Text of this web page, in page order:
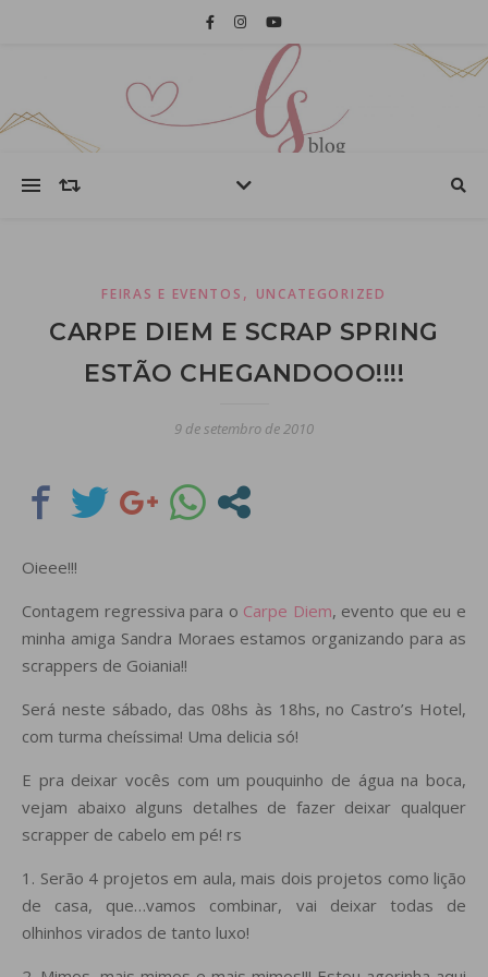
FEIRAS E EVENTOS , UNCATEGORIZED
CARPE DIEM E SCRAP SPRING
ESTÃO CHEGANDOOO!!!!
9 de setembro de 2010
Oieee!!!
Contagem regressiva para o Carpe Diem, evento que eu e
minha amiga Sandra Moraes estamos organizando para as
scrappers de Goiania!!
Será neste sábado, das 08hs às 18hs, no Castro’s Hotel,
com turma cheíssima! Uma delicia só!
E pra deixar vocês com um pouquinho de água na boca,
vejam abaixo alguns detalhes de fazer deixar qualquer
scrapper de cabelo em pé! rs
1. Serão 4 projetos em aula, mais dois projetos como lição
de casa, que…vamos combinar, vai deixar todas de
olhinhos virados de tanto luxo!